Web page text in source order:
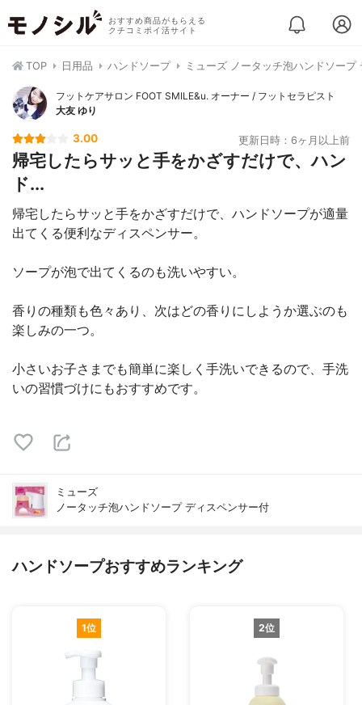
おすすめ商品がもらえる
クチコミポイ活サイト
TOP 日用品 ハンドソープ ミューズ ノータッチ泡ハンドソープ
フットケアサロン FOOT SMILE&u. オーナー / フットセラピスト
大友 ゆり
3.00 更新日時：6ヶ月以上前
帰宅したらサッと手をかざすだけで、ハン
ド...
帰宅したらサッと手をかざすだけで、ハンドソープが適量
出てくる便利なディスペンサー。
ソープが泡で出てくるのも洗いやすい。
香りの種類も色々あり、次はどの香りにしようか選ぶのも
楽しみの一つ。
小さいお子さまでも簡単に楽しく手洗いできるので、手洗
いの習慣づけにもおすすめです。
ミューズ
ノータッチ泡ハンドソープ ディスペンサー付
ハンドソープおすすめランキング
1位 2位